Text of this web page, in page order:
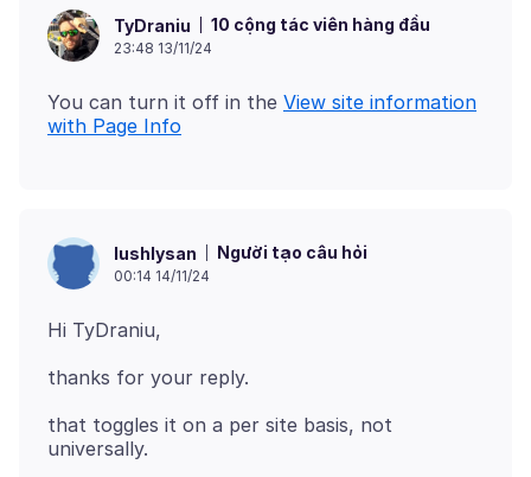
TyDraniu 10 cộng tác viên hàng đầu
23:48 13/11/24
You can turn it off in the View site information
with Page Info
lushlysan Người tạo câu hỏi
00:14 14/11/24
that toggles it on a per site basis, not